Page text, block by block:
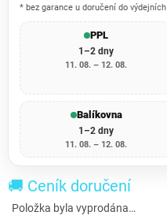
* bez garance u doručení do
PPL
1–2 dny
11. 08. – 12. 08.
Balíkovna
1–2 dny
11. 08. – 12. 08.
🚚 Ceník doručení
Položka byla vyprodána…